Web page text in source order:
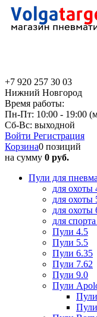
+7 920 257 30 03
Нижний Новгород
Время работы:
Пн-Пт: 10:00 - 19:00
Сб-Вс: выходной
Войти Регистрация
Корзина0 позиций
на сумму 0 руб.
Пули для
для охоты
для охоты
для охоты
для
Пули 4.5
Пули 5.5
Пули 6.35
Пули 7.62
Пули 9.0
Пули